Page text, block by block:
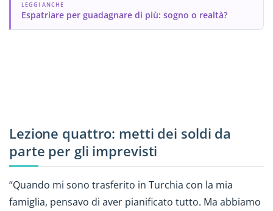
LEGGI ANCHE
Espatriare per guadagnare di più: sogno o realtà?
Lezione quattro: metti dei soldi da
parte per gli imprevisti
“Quando mi sono trasferito in Turchia con la mia
famiglia, pensavo di aver pianificato tutto. Ma abbiamo